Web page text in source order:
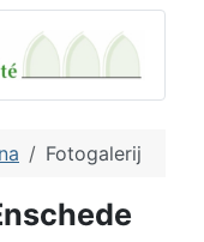
Fotogalerij